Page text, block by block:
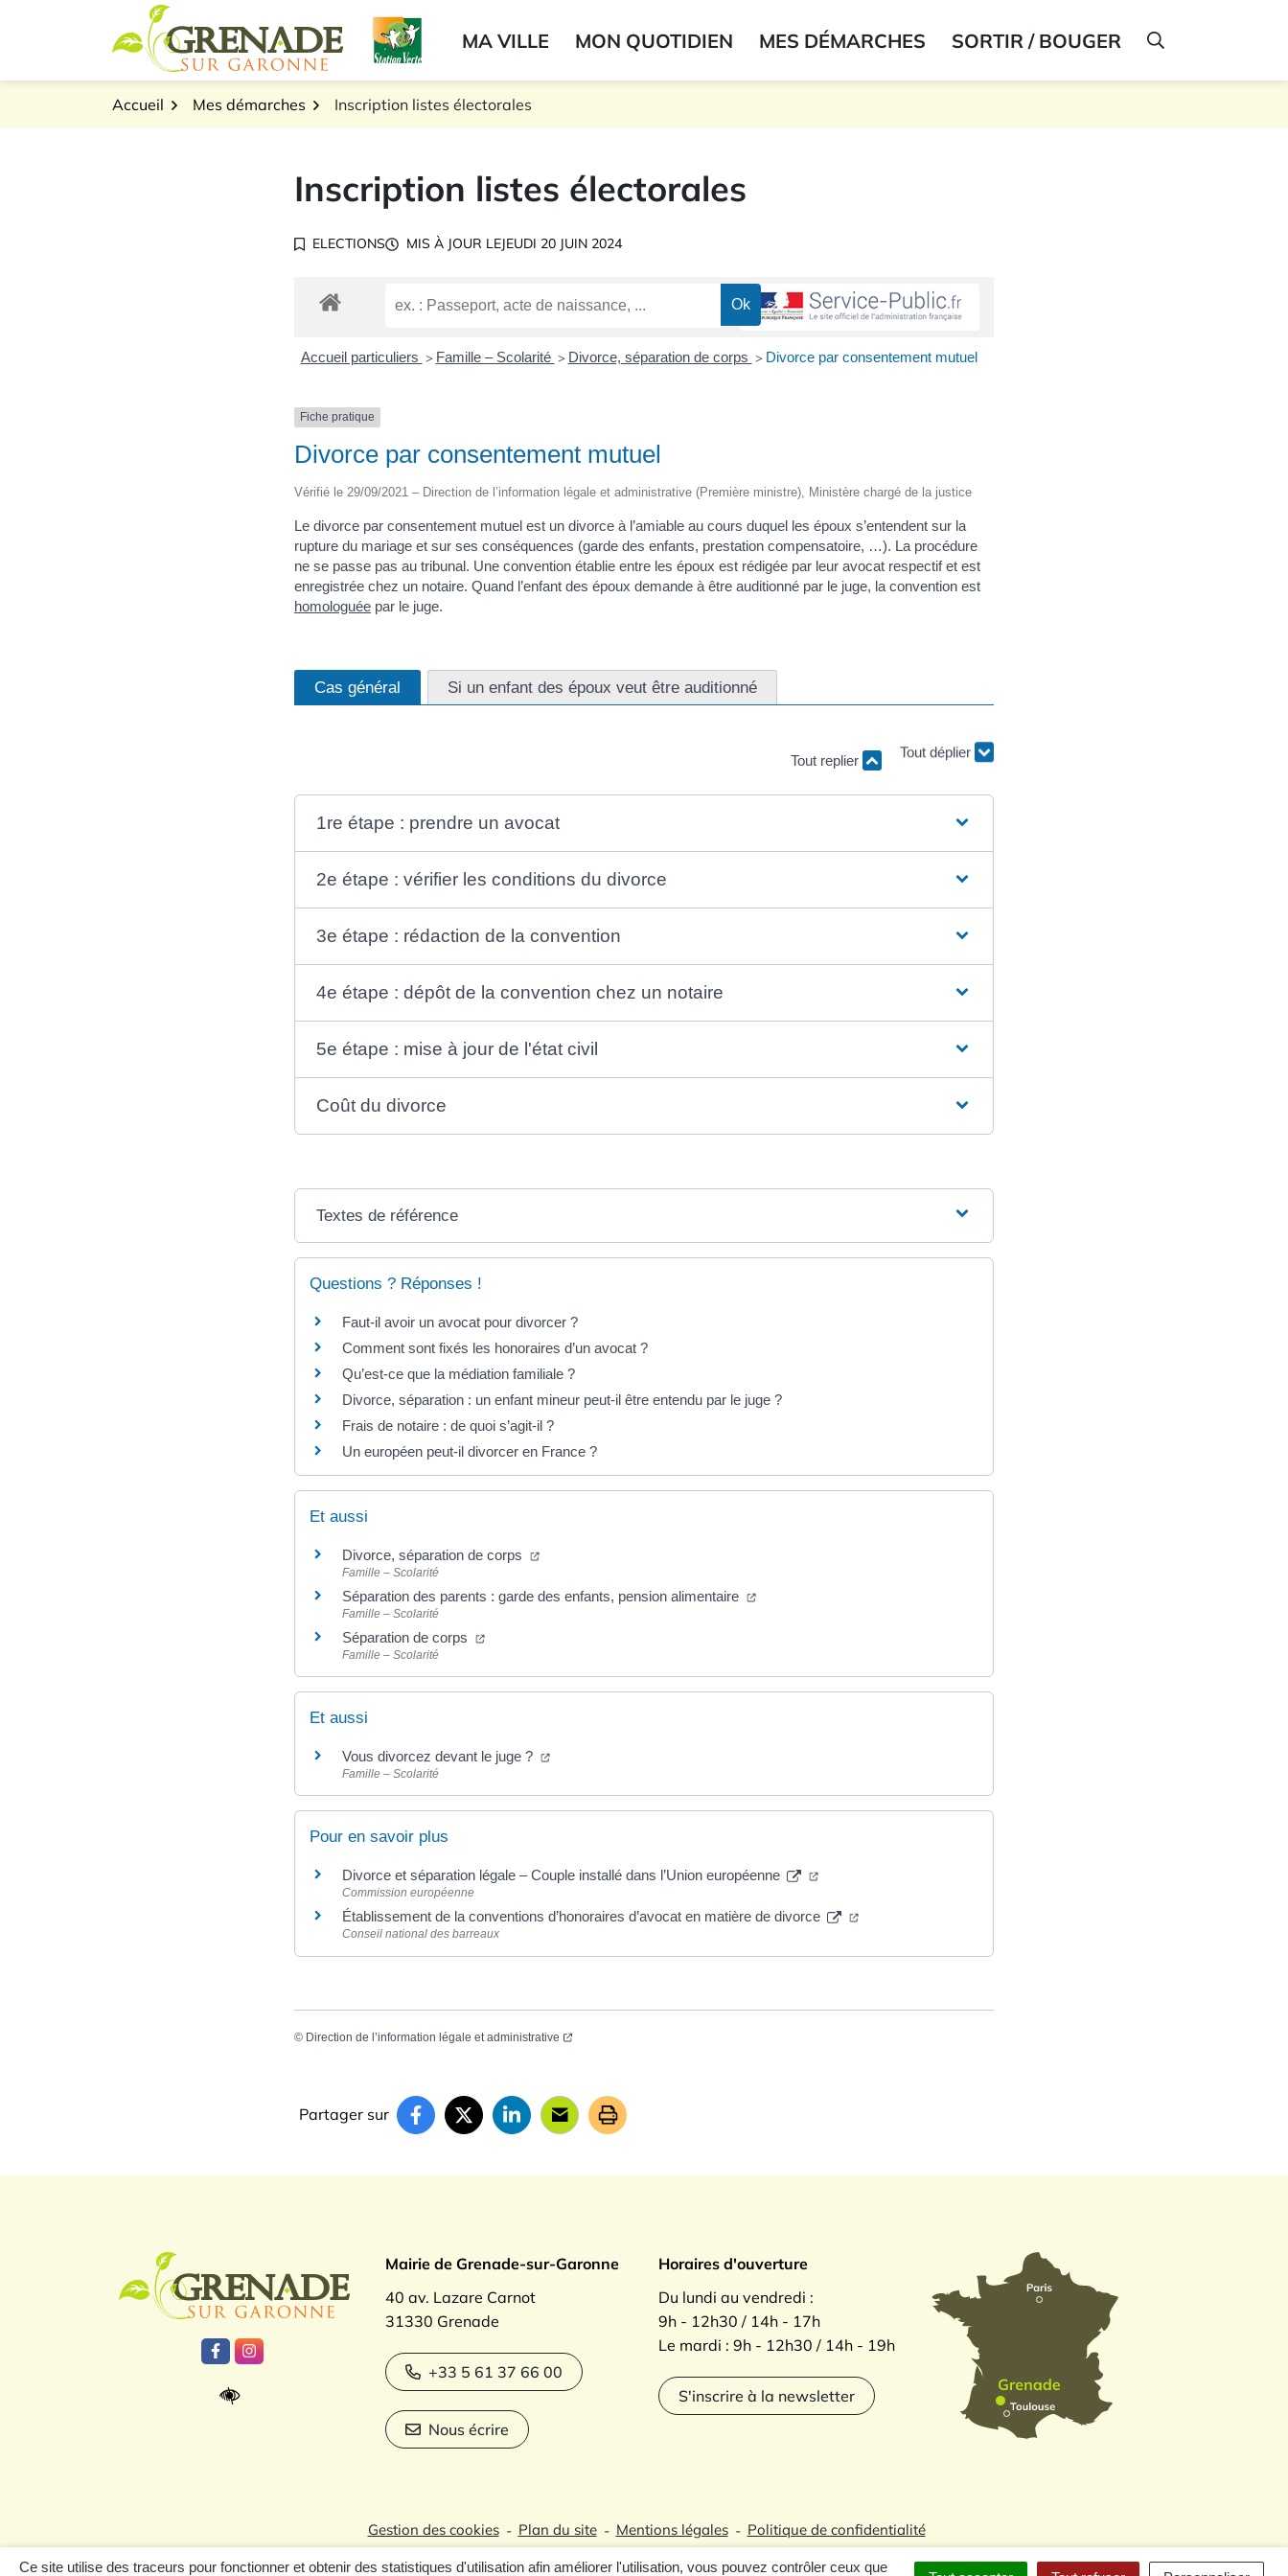
Ce site utilise des traceurs pour fonctionner et obtenir des statistiques d'utilisation afin améliorer l'utilisation, vous pouvez contrôler ceux que
Logo Grenade sur GaronneMA VILLE MON QUOTIDIEN MES DÉMARCHES SORTIR / BOUGER AFFICHER LA
Accueil Mes démarches Inscription listes électorales
Inscription listes électorales
ELECTIONS MIS À JOUR LEJEUDI 20 JUIN 2024
Accueil particuliers > Famille – Scolarité > Divorce, séparation de corps > Divorce par consentement mutuel
Fiche pratique
Divorce par consentement mutuel
Vérifié le 29/09/2021 – Direction de l’information légale et administrative (Première ministre), Ministère chargé de la justice
Le divorce par consentement mutuel est un divorce à l’amiable au cours duquel les époux s’entendent sur la
rupture du mariage et sur ses conséquences (garde des enfants, prestation compensatoire, …). La procédure
ne se passe pas au tribunal. Une convention établie entre les époux est rédigée par leur avocat respectif et est
enregistrée chez un notaire. Quand l’enfant des époux demande à être auditionné par le juge, la convention est
homologuée par le juge.
Cas général Si un enfant des époux veut être auditionné
Tout replier Tout déplier
1re étape : prendre un avocat
2e étape : vérifier les conditions du divorce
3e étape : rédaction de la convention
4e étape : dépôt de la convention chez un notaire
5e étape : mise à jour de l'état civil
Coût du divorce
Textes de référence
Questions ? Réponses !
Faut-il avoir un avocat pour divorcer ?
Comment sont fixés les honoraires d’un avocat ?
Qu’est-ce que la médiation familiale ?
Divorce, séparation : un enfant mineur peut-il être entendu par le juge ?
Frais de notaire : de quoi s’agit-il ?
Un européen peut-il divorcer en France ?
Et aussi
Divorce, séparation de corps
Famille – Scolarité
Séparation des parents : garde des enfants, pension alimentaire
Famille – Scolarité
Séparation de corps
Famille – Scolarité
Et aussi
Vous divorcez devant le juge ?
Famille – Scolarité
Pour en savoir plus
Divorce et séparation légale – Couple installé dans l’Union européenne
Commission européenne
Établissement de la conventions d’honoraires d’avocat en matière de divorce
Conseil national des barreaux
© Direction de l’information légale et administrative
Partager sur
Logo Grenade sur Garonne
Lien vers le compte Facebook
Lien vers le compte Instagram
Mairie de Grenade-sur-Garonne
40 av. Lazare Carnot
31330 Grenade
+33 5 61 37 66 00
Nous écrire
Horaires d'ouverture
Du lundi au vendredi :
9h - 12h30 / 14h - 17h
Le mardi : 9h - 12h30 / 14h - 19h
S'inscrire à la newsletter
Gestion des cookies Plan du site Mentions légales Politique de confidentialité